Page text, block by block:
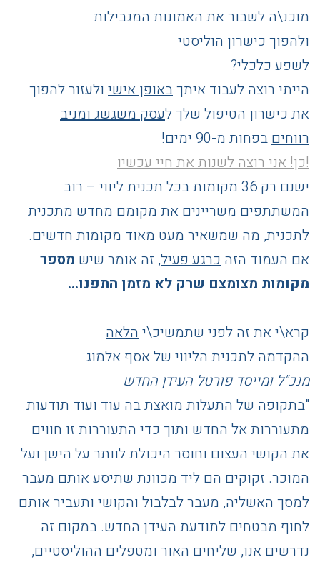
מוכנ\ה לשבור את האמונות המגבילות
ולהפוך כישרון הוליסטי
לשפע כלכלי?
הייתי רוצה לעבוד איתךבאופן אישי ולעזור להפוך
את כישרון הטיפול שלך לעסק משגשג ומניב
רווחים בפחות מ-90 ימים!
!כן! אני רוצה לשנות את חיי עכשיו
ישנם רק 36 מקומות בכל תכנית ליווי – רוב
המשתתפים משריינים את מקומם מחדש מתכנית
לתכנית, מה שמשאיר מעט מאוד מקומות חדשים.
אם העמוד הזה כרגע פעיל, זה אומר שיש מספר
מקומות מצומצם שרק לא מזמן התפנו…
קרא\י את זה לפני שתמשיכ\י הלאה
ההקדמה לתכנית הליווי של אסף אלמוג
מנכ"ל ומייסד פורטל העידן החדש
"בתקופה של התעלות מואצת בה עוד ועוד תודעות
מתעוררות אל החדש ותוך כדי התעוררות זו חווים
את הקושי העצום וחוסר היכולת לוותר על הישן ועל
המוכר. זקוקים הם ליד מכוונת שתיסע אותם מעבר
למסך האשליה, מעבר לבלבול והקושי ותעביר אותם
לחוף מבטחים לתודעת העידן החדש. במקום זה
נדרשים אנו, שליחים האור ומטפלים ההוליסטיים,